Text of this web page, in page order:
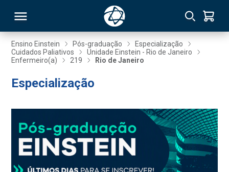
Ensino Einstein Pós-graduação
Especialização
Cuidados Paliativos
Unidade Einstein - Rio de Janeiro
Enfermeiro(a)
219 Rio de Janeiro
Especialização